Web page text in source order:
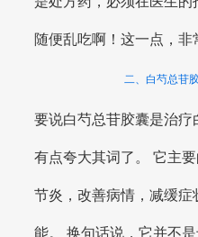
随便乱吃啊！这一点，非
二、白芍总苷
要说白芍总苷胶囊是治疗
有点夸大其词了。 它主
节炎，改善病情，减缓
能。 换句话说，它并不